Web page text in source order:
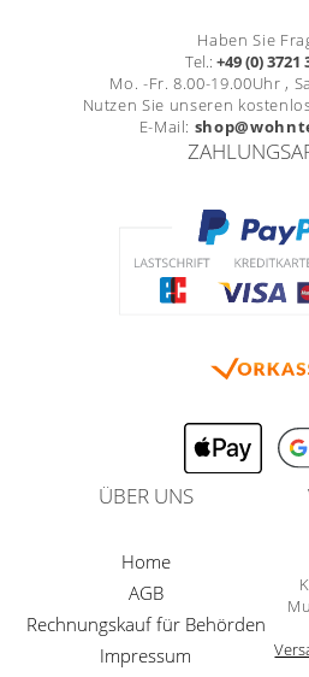
Haben Sie
Tel.: +49 (0) 3721
Mo. -Fr. 8.00-19.00Uhr ,
Nutzen Sie unseren
E-Mail:
ÜBER UNS
Home
AGB
Rechnungskauf für Behörden
Impressum